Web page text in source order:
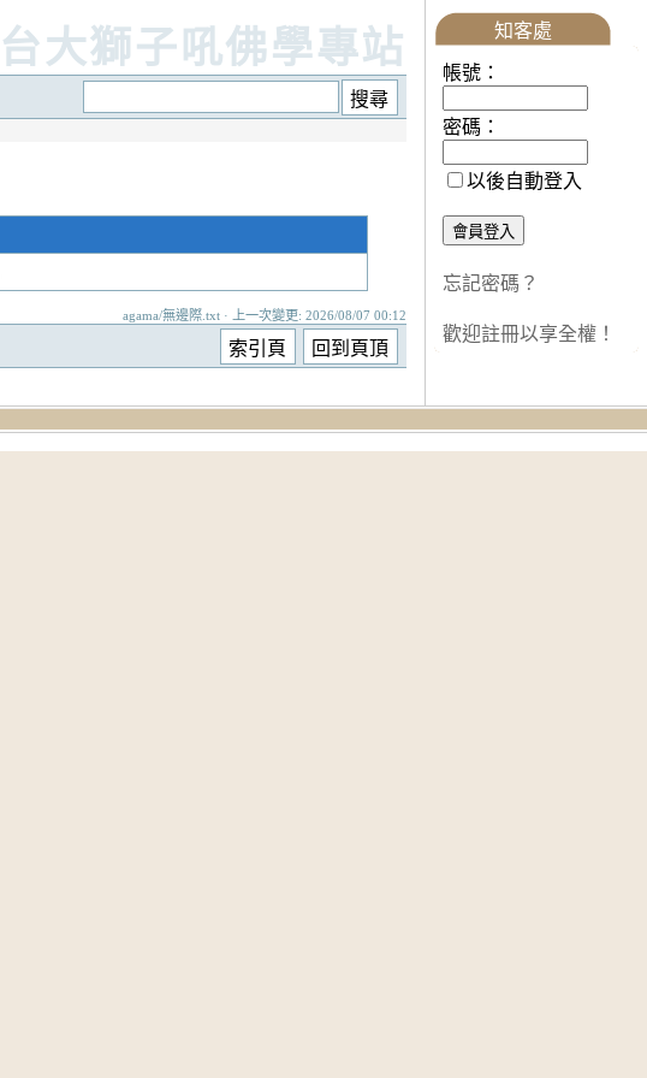
台大獅子吼佛學專站
agama/無邊際.txt · 上一次變更: 2026/08/07 00:12
知客處
帳號：
密碼：
以後自動登入
忘記密碼？
歡迎註冊以享全權！